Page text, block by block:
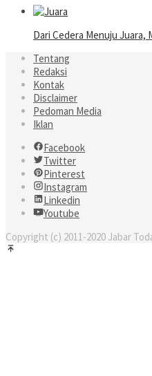
Dari Cedera Menuju Juara,
Tentang
Redaksi
Kontak
Disclaimer
Pedoman Media
Iklan
Facebook
Twitter
Pinterest
Instagram
Linkedin
Youtube
Copyright (c) 2011-2020 Jabar